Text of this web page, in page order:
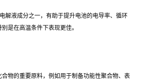
解液成分之一，有助于提升电池的电导率、循环
是在高温条件下表现更佳。
物的重要原料，例如用于制备功能性聚合物、表